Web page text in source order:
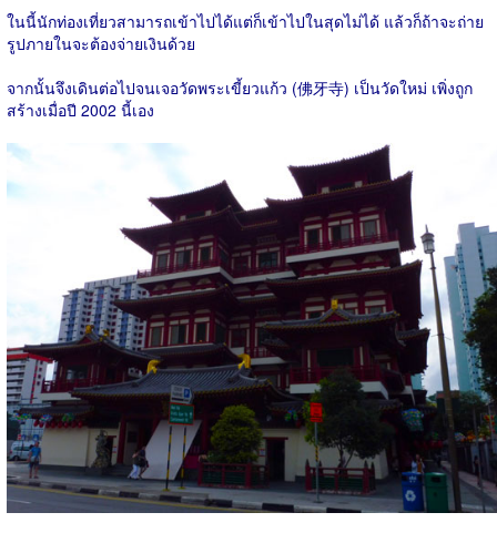
ในนี้นักท่องเที่ยวสามารถเข้าไปได้แต่ก็เข้าไปในสุดไม่ได้ แล้วก็ถ้าจะถ่าย
รูปภายในจะต้องจ่ายเงินด้วย
จากนั้นจึงเดินต่อไปจนเจอวัดพระเขี้ยวแก้ว (佛牙寺) เป็นวัดใหม่ เพิ่งถูก
สร้างเมื่อปี 2002 นี้เอง